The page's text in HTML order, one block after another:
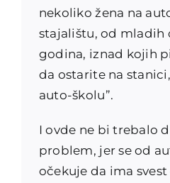
nekoliko žena na
stajalištu, od mladih
godina, iznad kojih
da ostarite na
auto-školu”.
I ovde ne bi trebalo
problem, jer se od
očekuje da ima